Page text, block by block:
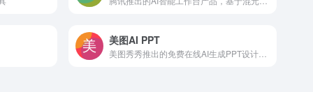
美图AI PPT